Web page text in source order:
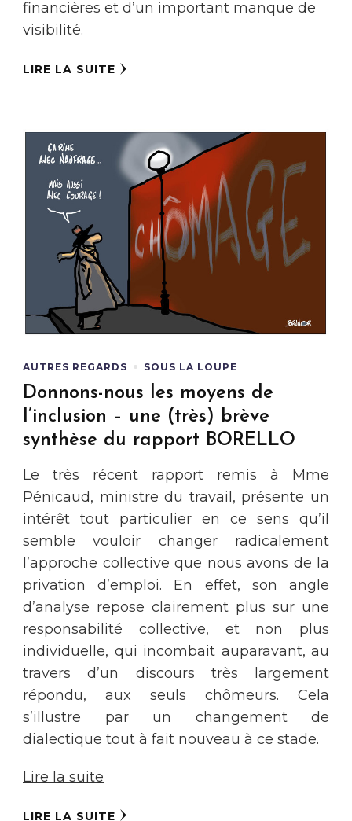
financières et d’un important manque de
visibilité.
LIRE LA SUITE
AUTRES REGARDS SOUS LA LOUPE
Donnons-nous les moyens de
l’inclusion – une (très) brève
synthèse du rapport BORELLO
Le très récent rapport remis à Mme
Pénicaud, ministre du travail, présente un
intérêt tout particulier en ce sens qu’il
semble vouloir changer radicalement
l’approche collective que nous avons de la
privation d’emploi. En effet, son angle
d’analyse repose clairement plus sur une
responsabilité collective, et non plus
individuelle, qui incombait auparavant, au
travers d’un discours très largement
répondu, aux seuls chômeurs. Cela
s’illustre par un changement de
dialectique tout à fait nouveau à ce stade.
Lire la suite
LIRE LA SUITE